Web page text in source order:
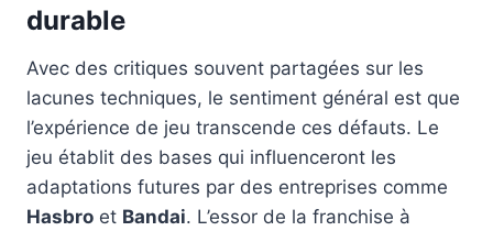
durable
Avec des critiques souvent partagées sur les
lacunes techniques, le sentiment général est que
l’expérience de jeu transcende ces défauts. Le
jeu établit des bases qui influenceront les
adaptations futures par des entreprises comme
Hasbro et Bandai. L’essor de la franchise à